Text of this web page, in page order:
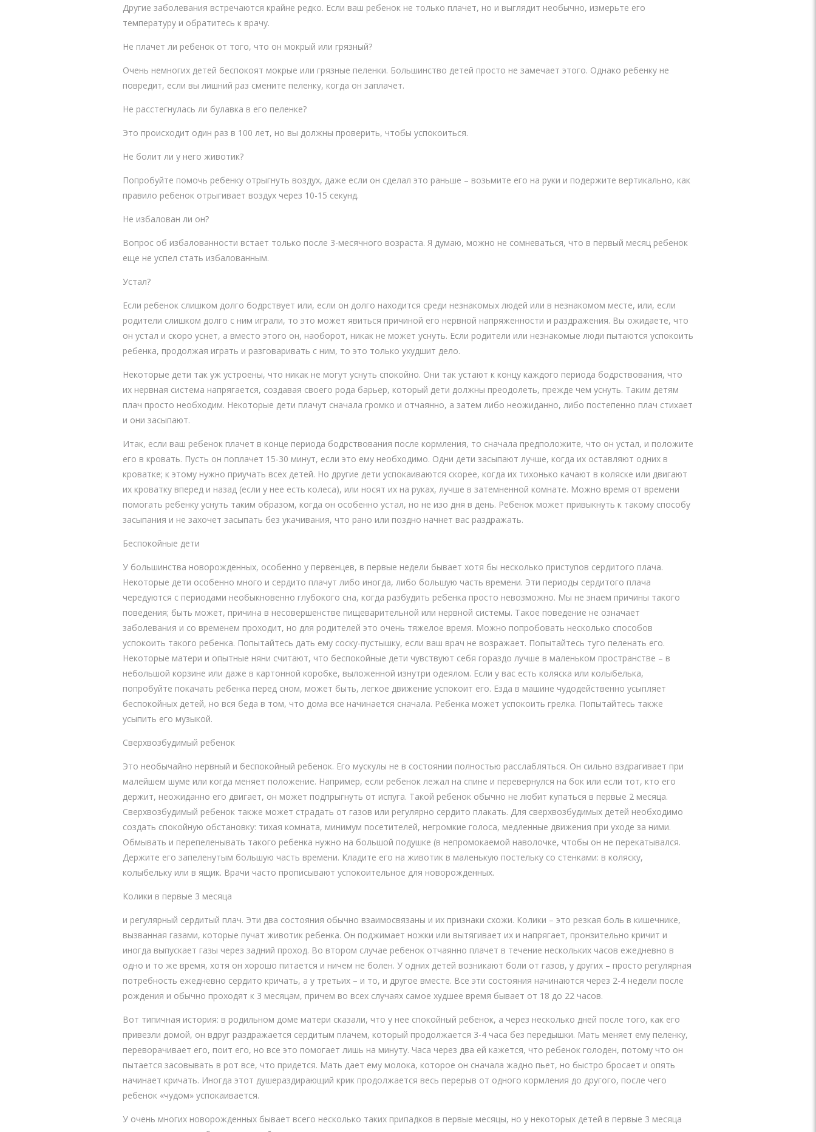
Другие заболевания встречаются крайне редко. Если ваш ребенок не только плачет, но и выглядит необычно, измерьте его
температуру и обратитесь к врачу.
Не плачет ли ребенок от того, что он мокрый или грязный?
Очень немногих детей беспокоят мокрые или грязные пеленки. Большинство детей просто не замечает этого. Однако ребенку не
повредит, если вы лишний раз смените пеленку, когда он заплачет.
Не расстегнулась ли булавка в его пеленке?
Это происходит один раз в 100 лет, но вы должны проверить, чтобы успокоиться.
Не болит ли у него животик?
Попробуйте помочь ребенку отрыгнуть воздух, даже если он сделал это раньше – возьмите его на руки и подержите вертикально, как
правило ребенок отрыгивает воздух через 10-15 секунд.
Не избалован ли он?
Вопрос об избалованности встает только после 3-месячного возраста. Я думаю, можно не сомневаться, что в первый месяц ребенок
еще не успел стать избалованным.
Устал?
Если ребенок слишком долго бодрствует или, если он долго находится среди незнакомых людей или в незнакомом месте, или, если
родители слишком долго с ним играли, то это может явиться причиной его нервной напряженности и раздражения. Вы ожидаете, что
он устал и скоро уснет, а вместо этого он, наоборот, никак не может уснуть. Если родители или незнакомые люди пытаются успокоить
ребенка, продолжая играть и разговаривать с ним, то это только ухудшит дело.
Некоторые дети так уж устроены, что никак не могут уснуть спокойно. Они так устают к концу каждого периода бодрствования, что
их нервная система напрягается, создавая своего рода барьер, который дети должны преодолеть, прежде чем уснуть. Таким детям
плач просто необходим. Некоторые дети плачут сначала громко и отчаянно, а затем либо неожиданно, либо постепенно плач стихает
и они засыпают.
Итак, если ваш ребенок плачет в конце периода бодрствования после кормления, то сначала предположите, что он устал, и положите
его в кровать. Пусть он поплачет 15-30 минут, если это ему необходимо. Одни дети засыпают лучше, когда их оставляют одних в
кроватке; к этому нужно приучать всех детей. Но другие дети успокаиваются скорее, когда их тихонько качают в коляске или двигают
их кроватку вперед и назад (если у нее есть колеса), или носят их на руках, лучше в затемненной комнате. Можно время от времени
помогать ребенку уснуть таким образом, когда он особенно устал, но не изо дня в день. Ребенок может привыкнуть к такому способу
засыпания и не захочет засыпать без укачивания, что рано или поздно начнет вас раздражать.
Беспокойные дети
У большинства новорожденных, особенно у первенцев, в первые недели бывает хотя бы несколько приступов сердитого плача.
Некоторые дети особенно много и сердито плачут либо иногда, либо большую часть времени. Эти периоды сердитого плача
чередуются с периодами необыкновенно глубокого сна, когда разбудить ребенка просто невозможно. Мы не знаем причины такого
поведения; быть может, причина в несовершенстве пищеварительной или нервной системы. Такое поведение не означает
заболевания и со временем проходит, но для родителей это очень тяжелое время. Можно попробовать несколько способов
успокоить такого ребенка. Попытайтесь дать ему соску-пустышку, если ваш врач не возражает. Попытайтесь туго пеленать его.
Некоторые матери и опытные няни считают, что беспокойные дети чувствуют себя гораздо лучше в маленьком пространстве – в
небольшой корзине или даже в картонной коробке, выложенной изнутри одеялом. Если у вас есть коляска или колыбелька,
попробуйте покачать ребенка перед сном, может быть, легкое движение успокоит его. Езда в машине чудодейственно усыпляет
беспокойных детей, но вся беда в том, что дома все начинается сначала. Ребенка может успокоить грелка. Попытайтесь также
усыпить его музыкой.
Сверхвозбудимый ребенок
Это необычайно нервный и беспокойный ребенок. Его мускулы не в состоянии полностью расслабляться. Он сильно вздрагивает при
малейшем шуме или когда меняет положение. Например, если ребенок лежал на спине и перевернулся на бок или если тот, кто его
держит, неожиданно его двигает, он может подпрыгнуть от испуга. Такой ребенок обычно не любит купаться в первые 2 месяца.
Сверхвозбудимый ребенок также может страдать от газов или регулярно сердито плакать. Для сверхвозбудимых детей необходимо
создать спокойную обстановку: тихая комната, минимум посетителей, негромкие голоса, медленные движения при уходе за ними.
Обмывать и перепеленывать такого ребенка нужно на большой подушке (в непромокаемой наволочке, чтобы он не перекатывался.
Держите его запеленутым большую часть времени. Кладите его на животик в маленькую постельку со стенками: в коляску,
колыбельку или в ящик. Врачи часто прописывают успокоительное для новорожденных.
Колики в первые 3 месяца
и регулярный сердитый плач. Эти два состояния обычно взаимосвязаны и их признаки схожи. Колики – это резкая боль в кишечнике,
вызванная газами, которые пучат животик ребенка. Он поджимает ножки или вытягивает их и напрягает, пронзительно кричит и
иногда выпускает газы через задний проход. Во втором случае ребенок отчаянно плачет в течение нескольких часов ежедневно в
одно и то же время, хотя он хорошо питается и ничем не болен. У одних детей возникают боли от газов, у других – просто регулярная
потребность ежедневно сердито кричать, а у третьих – и то, и другое вместе. Все эти состояния начинаются через 2-4 недели после
рождения и обычно проходят к 3 месяцам, причем во всех случаях самое худшее время бывает от 18 до 22 часов.
Вот типичная история: в родильном доме матери сказали, что у нее спокойный ребенок, а через несколько дней после того, как его
привезли домой, он вдруг раздражается сердитым плачем, который продолжается 3-4 часа без передышки. Мать меняет ему пеленку,
переворачивает его, поит его, но все это помогает лишь на минуту. Часа через два ей кажется, что ребенок голоден, потому что он
пытается засовывать в рот все, что придется. Мать дает ему молока, которое он сначала жадно пьет, но быстро бросает и опять
начинает кричать. Иногда этот душераздирающий крик продолжается весь перерыв от одного кормления до другого, после чего
ребенок «чудом» успокаивается.
У очень многих новорожденных бывает всего несколько таких припадков в первые месяцы, но у некоторых детей в первые 3 месяца